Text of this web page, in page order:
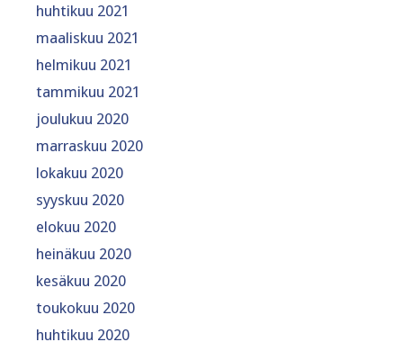
huhtikuu 2021
maaliskuu 2021
helmikuu 2021
tammikuu 2021
joulukuu 2020
marraskuu 2020
lokakuu 2020
syyskuu 2020
elokuu 2020
heinäkuu 2020
kesäkuu 2020
toukokuu 2020
huhtikuu 2020